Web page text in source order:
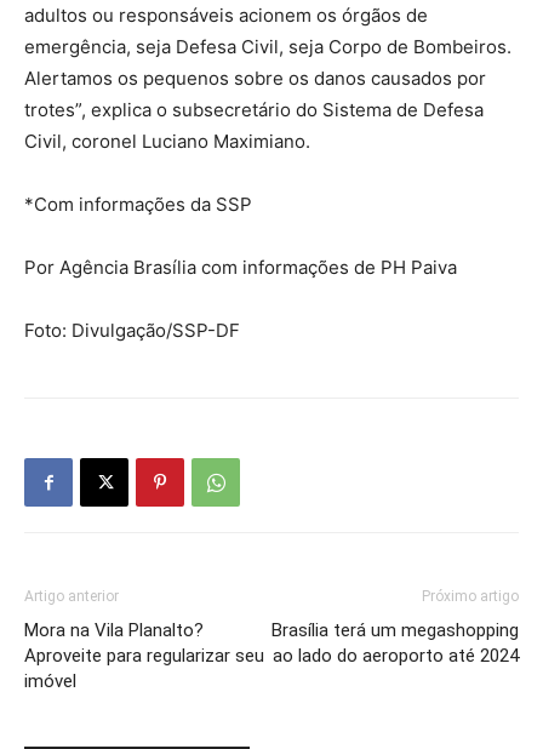
adultos ou responsáveis acionem os órgãos de
emergência, seja Defesa Civil, seja Corpo de Bombeiros.
Alertamos os pequenos sobre os danos causados por
trotes”, explica o subsecretário do Sistema de Defesa
Civil, coronel Luciano Maximiano.
*Com informações da SSP
Por Agência Brasília com informações de PH Paiva
Foto: Divulgação/SSP-DF
Artigo anterior
Mora na Vila Planalto?
Aproveite para regularizar seu
imóvel
Próximo artigo
Brasília terá um megashopping
ao lado do aeroporto até 2024